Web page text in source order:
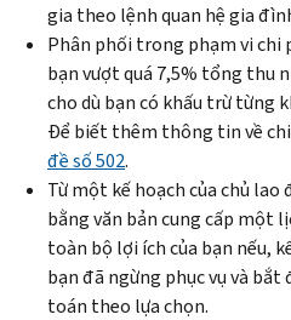
gia theo lệnh quan hệ gia
Phân phối trong phạm vi chi
bạn vượt quá 7,5% tổng thu
cho dù bạn có khấu trừ từng
Để biết thêm thông tin về
đề số 502.
Từ một kế hoạch của chủ
bằng văn bản cung cấp một
toàn bộ lợi ích của bạn nếu,
bạn đã ngừng phục vụ và
toán theo lựa chọn.